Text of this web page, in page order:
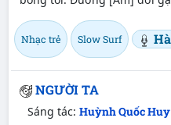
Nhạc trẻ Slow Surf
NGƯỜI TA
Sáng tác: Huỳnh Quốc Huy